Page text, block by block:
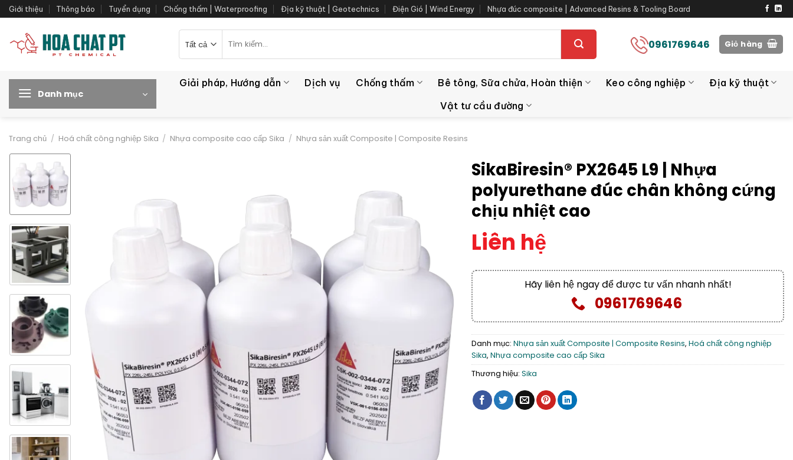
Bỏ
qua
dung
Giới thiệu Thông báo Tuyển dụng Chống thấm | Waterproofing Địa kỹ thuật | Geotechnics Điện Gió | Wind Energy Nhựa đúc composite | Advanced Resins & Tooling Board
kiếm:
0961769646 Giỏ hàng
Danh mục
Giải pháp, Hướng dẫn Dịch vụ Chống thấm Bê tông, Sữa chửa, Hoàn thiện Keo công nghiệp
Địa kỹ thuật
Vật tư cầu đường
Trang chủ / Hoá chất công nghiệp Sika / Nhựa composite cao cấp Sika / Nhựa sản xuất Composite | Composite Resins
SikaBiresin® PX2645 L9 | Nhựa
polyurethane đúc chân không cứng
chịu nhiệt cao
Liên hệ
Hãy liên hệ ngay để được tư vấn nhanh nhất!
0961769646
Danh mục: Nhựa sản xuất Composite | Composite Resins, Hoá chất công nghiệp
Sika, Nhựa composite cao cấp Sika
Thương hiệu: Sika